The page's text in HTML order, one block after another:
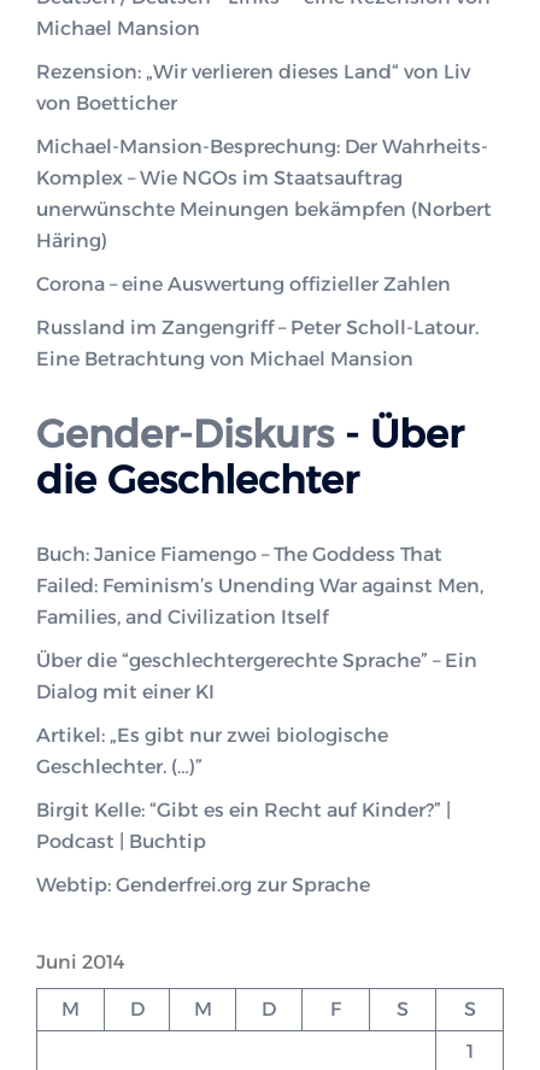
Michael Mansion
Rezension: „Wir verlieren dieses Land“ von Liv
von Boetticher
Michael-Mansion-Besprechung: Der Wahrheits-
Komplex – Wie NGOs im Staatsauftrag
unerwünschte Meinungen bekämpfen (Norbert
Häring)
Corona – eine Auswertung offizieller Zahlen
Russland im Zangengriff – Peter Scholl-Latour.
Eine Betrachtung von Michael Mansion
Gender-Diskurs- Über
die Geschlechter
Buch: Janice Fiamengo – The Goddess That
Failed: Feminism’s Unending War against Men,
Families, and Civilization Itself
Über die “geschlechtergerechte Sprache” – Ein
Dialog mit einer KI
Artikel: „Es gibt nur zwei biologische
Geschlechter. (…)”
Birgit Kelle: “Gibt es ein Recht auf Kinder?” |
Podcast | Buchtip
Webtip: Genderfrei.org zur Sprache
Juni 2014
M D M D F S
S
1